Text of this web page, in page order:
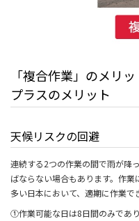
「複合作業」のメリ
プラスのメリット
天候リスクの回避
連続する2つの作業の間で雨が降
ばならない場合もあります。作
多い日本において、適期に作業で
①作業可能な日は8日間のみであ